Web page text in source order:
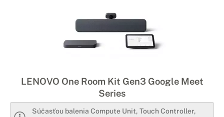
vám pomôže ľahšie komunikovať so svojím tímom či
LENOVO One Room Kit Gen3 Google Meet
Series
Súčasťou balenia Compute Unit, Touch Controller,